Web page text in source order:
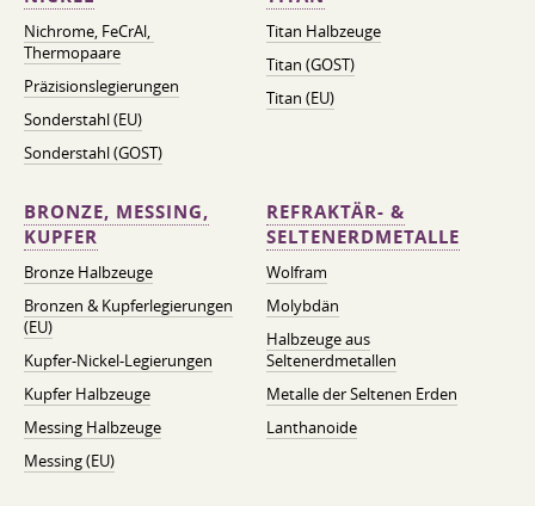
Nichrome, FeСrAl, ​​
Thermopaare
Präzisionslegierungen
Sonderstahl (EU)
Sonderstahl (GOST)
Titan Halbzeuge
Titan (GOST)
Titan (EU)
BRONZE, MESSING,
KUPFER
Bronze Halbzeuge
Bronzen & Kupferlegierungen
(EU)
Kupfer-Nickel-Legierungen
Kupfer Halbzeuge
Messing Halbzeuge
Messing (EU)
REFRAKTÄR- &
SELTENERDMETALLE
Wolfram
Molybdän
Halbzeuge aus
Seltenerdmetallen
Metalle der Seltenen Erden
Lanthanoide